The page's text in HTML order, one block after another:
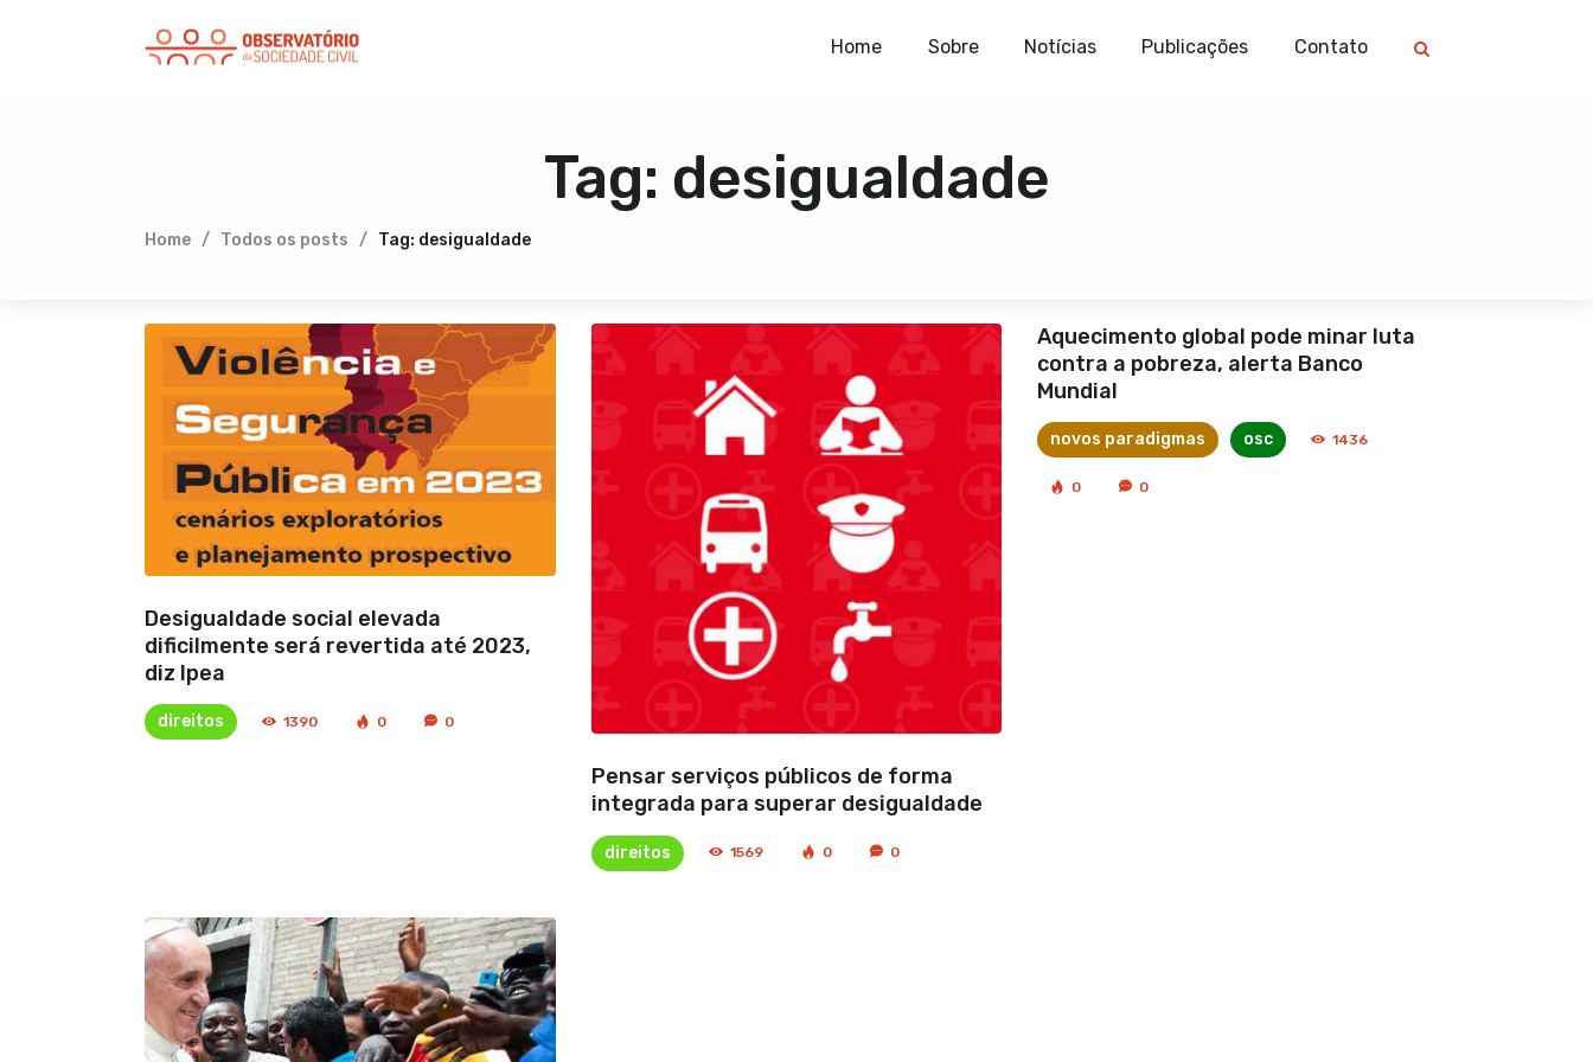
Home Sobre Notícias Publicações Contato
Tag: desigualdade
Home Todos os posts Tag: desigualdade
Notícias
Desigualdade social elevada
dificilmente será revertida até 2023,
diz Ipea
direitos 1390 0 0
Pensar serviços públicos de forma
integrada para superar desigualdade
direitos 1569 0 0
Aquecimento global pode minar luta
contra a pobreza, alerta Banco
Mundial
novos paradigmas osc 1436
0 0